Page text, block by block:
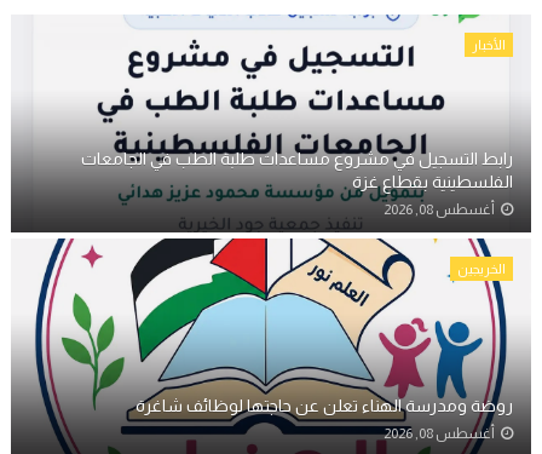
الأخبار
رابط التسجيل في مشروع مساعدات طلبة الطب في الجامعات
الفلسطينية بقطاع غزة
أغسطس 08, 2026
الخريجين
روضة ومدرسة الهناء تعلن عن حاجتها لوظائف شاغرة
أغسطس 08, 2026